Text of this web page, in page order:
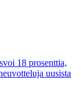
18 prosenttia,
uusista